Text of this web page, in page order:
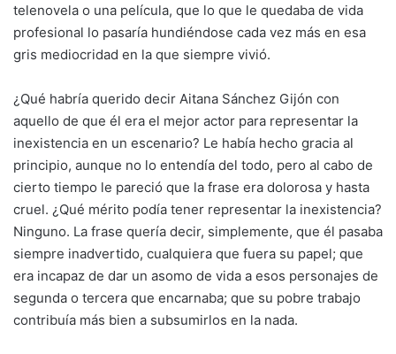
telenovela o una película, que lo que le quedaba de vida
profesional lo pasaría hundiéndose cada vez más en esa
gris mediocridad en la que siempre vivió.
¿Qué habría querido decir Aitana Sánchez Gijón con
aquello de que él era el mejor actor para representar la
inexistencia en un escenario? Le había hecho gracia al
principio, aunque no lo entendía del todo, pero al cabo de
cierto tiempo le pareció que la frase era dolorosa y hasta
cruel. ¿Qué mérito podía tener representar la inexistencia?
Ninguno. La frase quería decir, simplemente, que él pasaba
siempre inadvertido, cualquiera que fuera su papel; que
era incapaz de dar un asomo de vida a esos personajes de
segunda o tercera que encarnaba; que su pobre trabajo
contribuía más bien a subsumirlos en la nada.